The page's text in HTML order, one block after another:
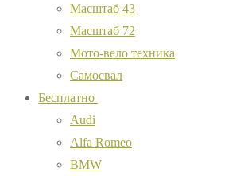
Масштаб 43
Масштаб 72
Мото-вело техника
Самосвал
Бесплатно
Audi
Alfa Romeo
BMW